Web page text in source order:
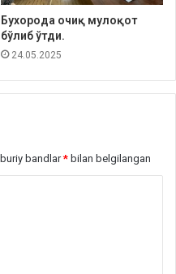
Бухорода очиқ мулоқот
бўлиб ўтди.
24.05.2025
bandlar* bilan belgilangan